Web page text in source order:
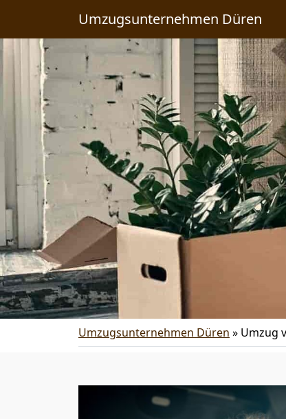
Umzugsunternehmen Düren
Umzugsunternehmen Düren » Umzug